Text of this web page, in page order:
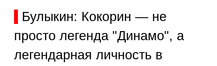
Булыкин: Кокорин — не
просто легенда "Динамо", а
легендарная личность в